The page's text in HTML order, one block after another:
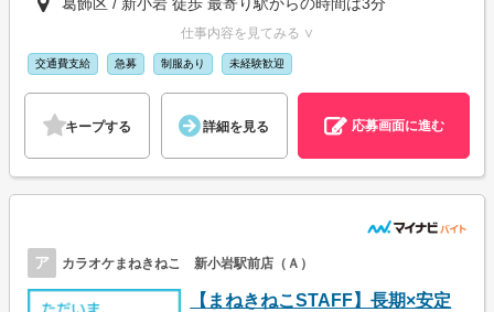
葛飾区 / 新小岩 徒歩 最寄り駅からの時間は3分
仕事内容を見てみる ∨
交通費支給 急募 制服あり 未経験歓迎
キープする 詳細を見る 応募画面に進む
ア カラオケまねきねこ 新小岩駅前店（Ａ）
【まねきねこSTAFF】長期×安定